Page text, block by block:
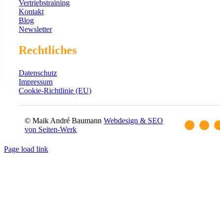
Vertriebstraining
Kontakt
Blog
Newsletter
Rechtliches
Datenschutz
Impressum
Cookie-Richtlinie (EU)
© Maik André BaumannWebdesign & SEO
von Seiten-Werk
Page load link